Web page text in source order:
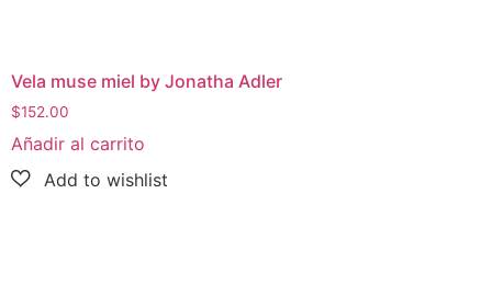
Vela muse miel by Jonatha Adler
$152.00
Añadir al carrito